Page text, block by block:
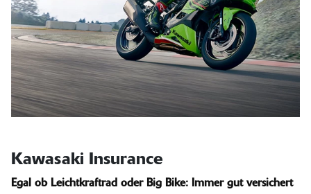
Kawasaki Insurance
Egal ob Leichtkraftrad oder Big Bike: Immer gut versichert